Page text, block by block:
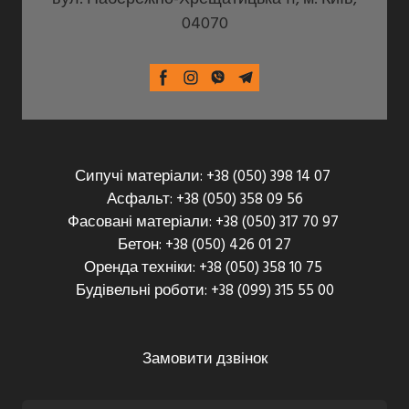
04070
Сипучі матеріали: +38 (050) 398 14 07
Асфальт: +38 (050) 358 09 56
Фасовані матеріали: +38 (050) 317 70 97
Бетон: +38 (050) 426 01 27
Оренда техніки: +38 (050) 358 10 75
Будівельні роботи: +38 (099) 315 55 00
Замовити дзвінок